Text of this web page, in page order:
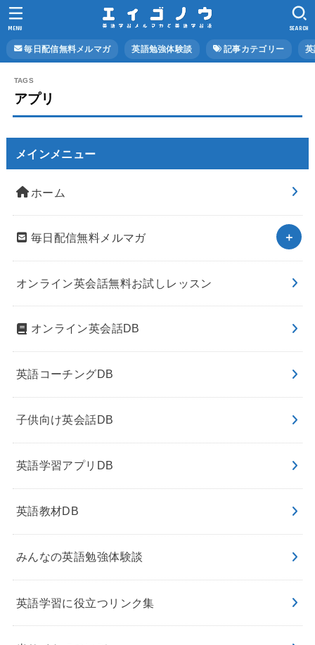
毎日配信無料メルマガ 英語勉強体験談 記事カテゴリー
SEARCH
MENU
アプリ
メインメニュー
ホーム
毎日配信無料メルマガ
オンライン英会話無料お試しレッスン
オンライン英会話DB
英語コーチングDB
子供向け英会話DB
英語学習アプリDB
英語教材DB
みんなの英語勉強体験談
英語学習に役立つリンク集